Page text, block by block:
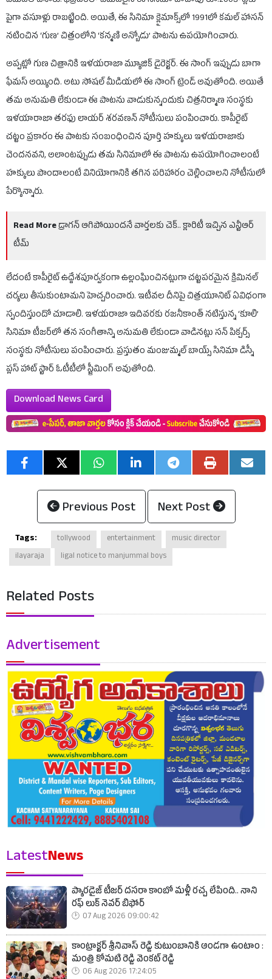
పైగా వసూళ్లు రాబట్టింది. అయితే, ఈ సినిమా క్లైమాక్స్‏లో 1991లో కమల్ హాసన్
నటించిన ‘గుణ’ చిత్రంలోని ‘కన్మణి అన్బోడు’ పాటను ఉపయోగించారు.
అప్పట్లో గుణ చిత్రానికి ఇళయరాజా మ్యూజిక్ డైరెక్టర్. ఈ సాంగ్ ఇప్పుడు బాగా
ఫేమస్ అయ్యింది. అటు సోషల్ మీడియలో ఈ సాంగ్ ట్రెండ్ అవుతోంది. అయితే
తమ అనుమతి లేకుండా ఈ పాటను వాడుకున్నందుకు చిత్రనిర్మాణ సంస్థకు
ఇళయారాజా తరఫు లాయర్ శరవణన్ నోటీసులు పంపించారు. కాపీరైట్
చట్టం ప్రకారం ఈ పాటకు సంబంధించిన పూర్తి హక్కులు ఇళయరాజాకు
చెందనవని, అలాంటప్పుడు తమ సినిమాలో ఈ పాటను ఉపయోగించాలంటే
హక్కులు పొందాలంటే వినియోగానికి తగిన పరిహారం చెల్లించాలని నోటీసులో
పేర్కొన్నారు.
Read Moreడ్రాగన్ ఆగిపోయిందనే వార్తలకు చెక్.. క్లారిటీ ఇచ్చిన ఎన్టీఆర్
టీమ్
లేదంటే కాపీరైట్ ఉద్దేశపూర్వకంగా ఉల్లంఘించినట్లుగా చట్టపరమైన క్రిమినల్
చర్యలు తీసుకుంటామని హెచ్చరించారు. ఇటీవల దీనిపై చిత్రయూనిట్ ఏవిధంగా
స్పందిస్తుందో చూడాలి. ఇళయరాజా ఇదివరకు రజనీకాంత్ నటిస్తున్న ‘కూలి’
సినిమా టీజర్‌లో తన సంగీతాన్ని అనుమతి లేకుండా వాడినట్లు సన్ పిక్చర్స్
సంస్థకు నోటీసులు పంపించారు. ప్రస్తుతం మంజుమ్మల్ బాయ్స్ సినిమా డిస్నీ
ప్లస్ హాట్ స్టార్ ఓటీటీలో స్ట్రీమింగ్ అవుతోంది.
Download News Card
Previous Post Next Post
Tags: tollywood entertainment
music director
ilayaraja
ligal notice to manjummal boys
Related Posts
Advertisement
LatestNews
ప్యారడైజ్ టీజర్ దసరా కాంబో మళ్లీ రచ్చ లేపింది.. నాని
రఫ్ లుక్ నెవర్ బిఫోర్
07 Aug 2026 09:00:42
కాంట్రాక్టర్ శ్రీనివాస్ రెడ్డి కుటుంబానికి అండగా ఉంటాం :
మంత్రి కోమటి రెడ్డి వెంకట్ రెడ్డి
06 Aug 2026 17:24:05